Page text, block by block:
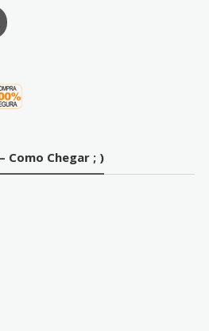
Como Chegar ; )